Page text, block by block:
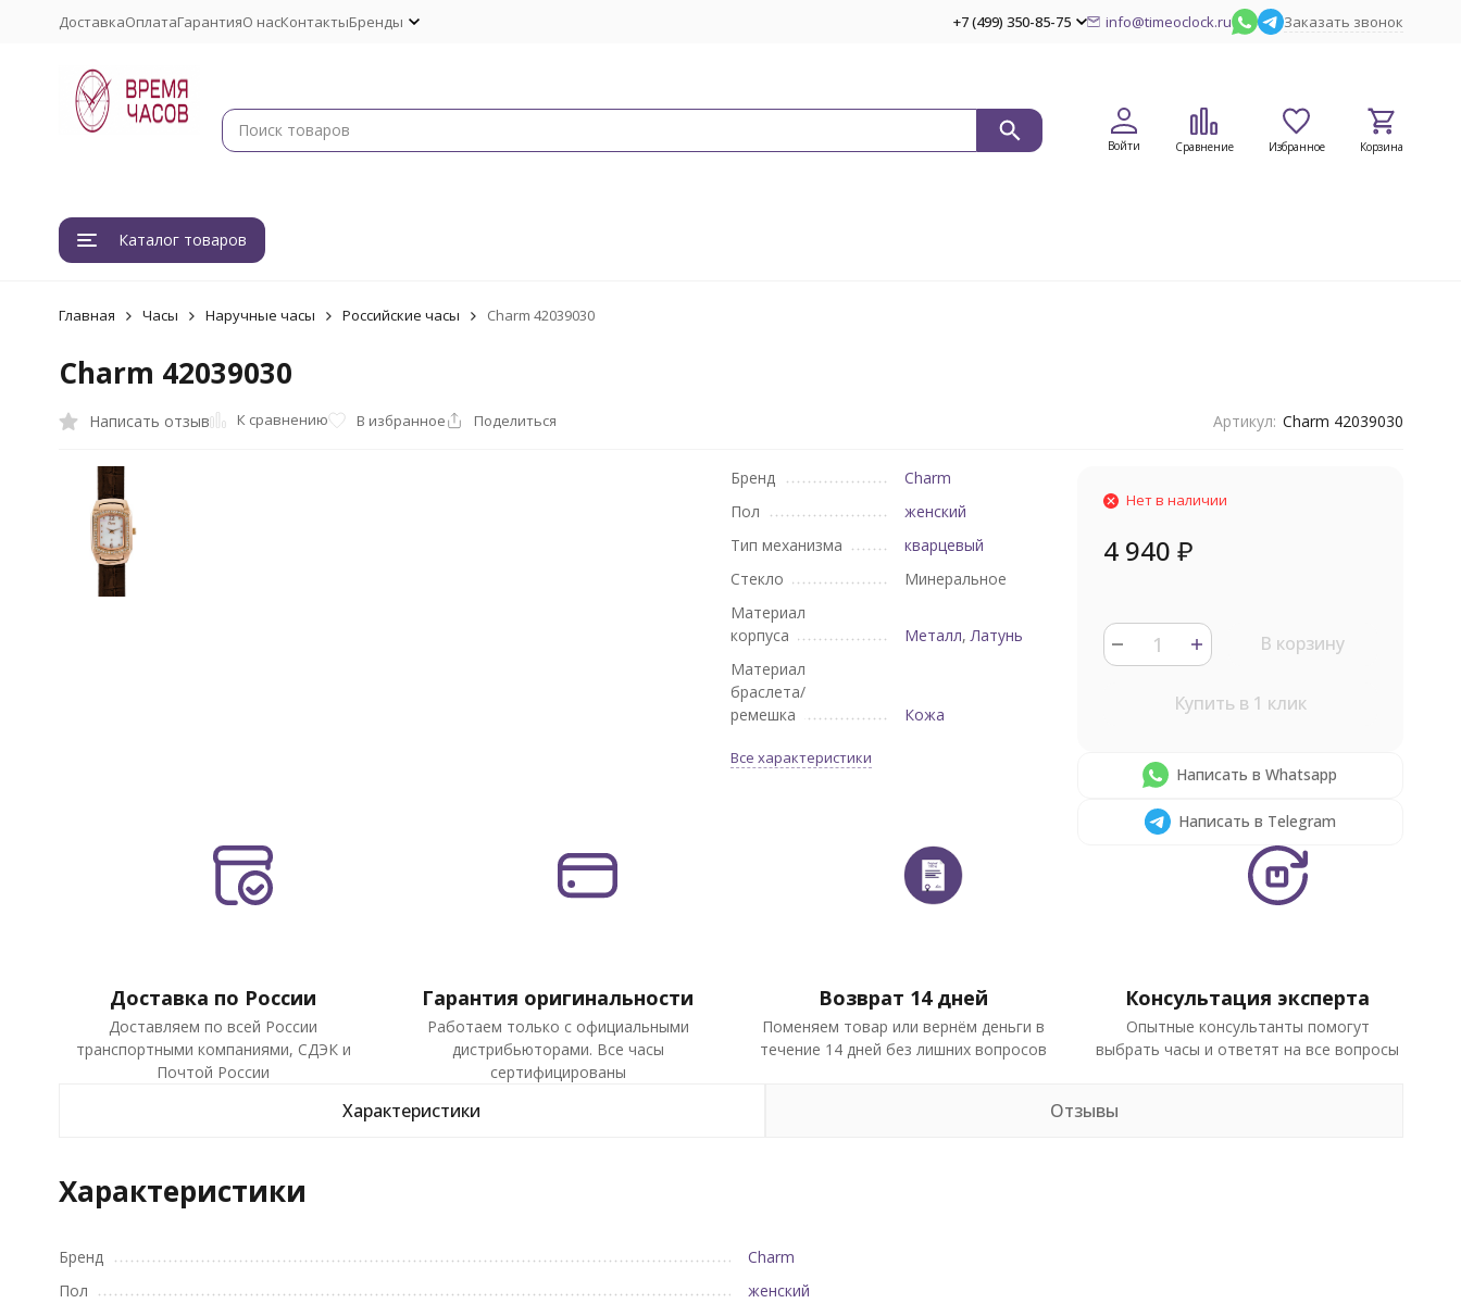
ДоставкаОплатаГарантияО насКонтактыБренды +7 (499) 350-85-75 info@timeoclock.ru Заказать звонок
Войти Сравнение Избранное Корзина
Каталог товаров
Главная Часы Наручные часы Российские часы Charm 42039030
Charm 42039030
Написать отзыв К сравнению В избранное Поделиться Артикул: Charm 42039030
Бренд
Charm
Пол
женский
Тип механизма
кварцевый
Стекло
Минеральное
Материал
корпуса
Металл,Латунь
Материал
браслета/
ремешка
Кожа
Все характеристики
Нет в наличии
4 940 ₽
В корзину
Купить в 1 клик
Написать в Whatsapp
Написать в Telegram
Доставка по России
Доставляем по всей России
транспортными компаниями, СДЭК и
Почтой России
Гарантия оригинальности
Работаем только с официальными
дистрибьюторами. Все часы
сертифицированы
Возврат 14 дней
Поменяем товар или вернём деньги в
течение 14 дней без лишних вопросов
Консультация эксперта
Опытные консультанты помогут
выбрать часы и ответят на все вопросы
Характеристики Отзывы
Характеристики
Бренд
Charm
Пол
женский